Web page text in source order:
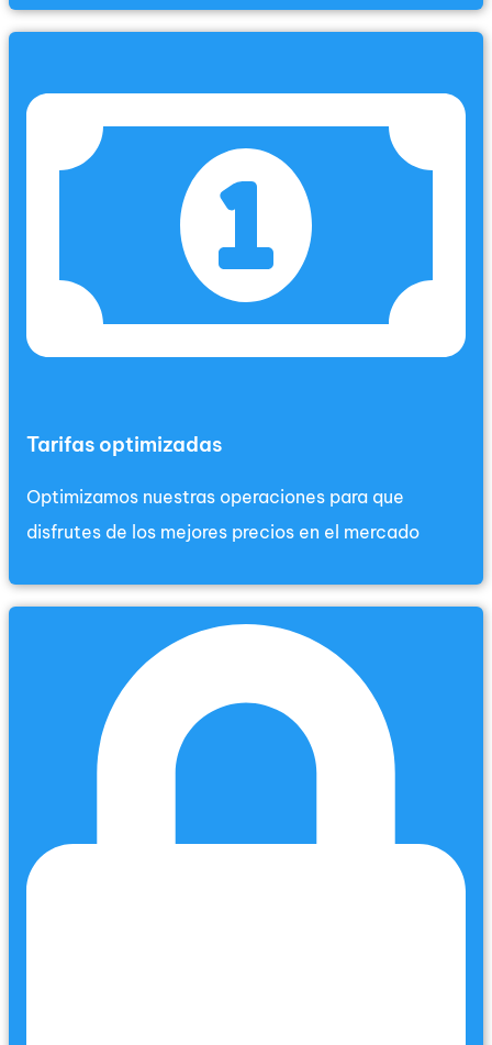
Tarifas optimizadas
Optimizamos nuestras operaciones para que
disfrutes de los mejores precios en el mercado